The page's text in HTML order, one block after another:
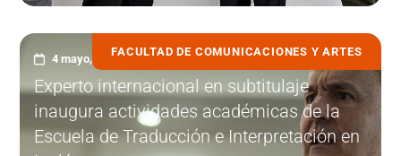
FACULTAD DE COMUNICACIONES Y ARTES
4 mayo, 2023
Experto internacional en subtitulaje
inaugura actividades académicas de la
Escuela de Traducción e Interpretación en